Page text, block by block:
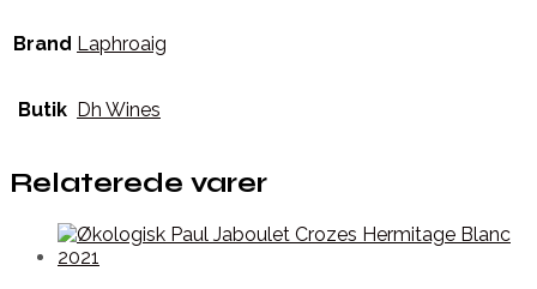
Brand Laphroaig
Butik Dh Wines
Relaterede varer